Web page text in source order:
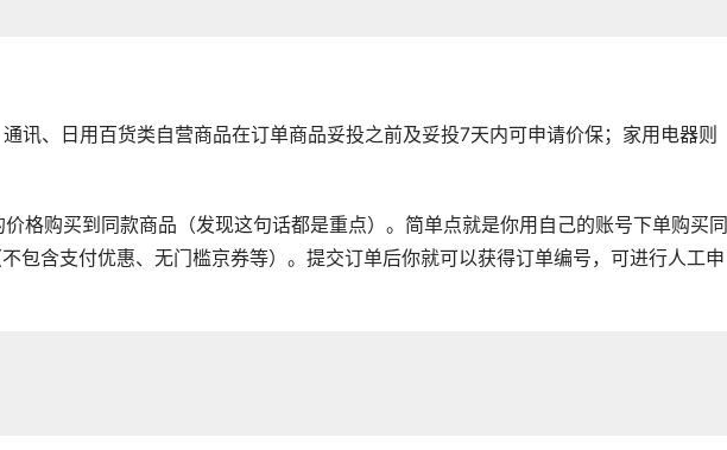
讯、日用百货类自营商品在订单商品妥投之前及妥投7天内可申请价保；家用电器则
格购买到同款商品（发现这句话都是重点）。简单点就是你用自己的账号下单购买同
包含支付优惠、无门槛京券等）。提交订单后你就可以获得订单编号，可进行人工申